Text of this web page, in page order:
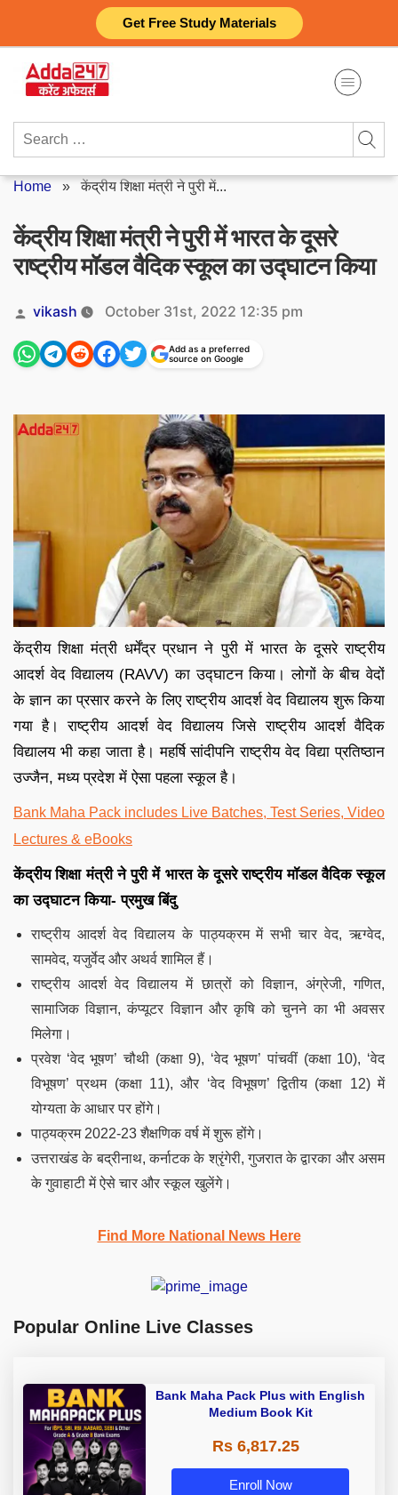
Get Free Study Materials
content
Search
Home »केंद्रीय शिक्षा मंत्री ने पुरी में...
केंद्रीय शिक्षा मंत्री ने पुरी में भारत के दूसरे
राष्ट्रीय मॉडल वैदिक स्कूल का उद्घाटन किया
Posted
vikash October 31st, 2022 12:35 pm
Add as a preferred
source on Google
केंद्रीय शिक्षा मंत्री धर्मेंद्र प्रधान ने पुरी में भारत के दूसरे राष्ट्रीय
आदर्श वेद विद्यालय (RAVV) का उद्घाटन किया। लोगों के बीच वेदों
के ज्ञान का प्रसार करने के लिए राष्ट्रीय आदर्श वेद विद्यालय शुरू किया
गया है। राष्ट्रीय आदर्श वेद विद्यालय जिसे राष्ट्रीय आदर्श वैदिक
विद्यालय भी कहा जाता है। महर्षि सांदीपनि राष्ट्रीय वेद विद्या प्रतिष्ठान
उज्जैन, मध्य प्रदेश में ऐसा पहला स्कूल है।
Bank Maha Pack includes Live Batches, Test Series, Video
Lectures & eBooks
केंद्रीय शिक्षा मंत्री ने पुरी में भारत के दूसरे राष्ट्रीय मॉडल वैदिक स्कूल
का उद्घाटन किया- प्रमुख बिंदु
राष्ट्रीय आदर्श वेद विद्यालय के पाठ्यक्रम में सभी चार वेद, ऋग्वेद,
सामवेद, यजुर्वेद और अथर्व शामिल हैं।
राष्ट्रीय आदर्श वेद विद्यालय में छात्रों को विज्ञान, अंग्रेजी, गणित,
सामाजिक विज्ञान, कंप्यूटर विज्ञान और कृषि को चुनने का भी अवसर
मिलेगा।
प्रवेश ‘वेद भूषण’ चौथी (कक्षा 9), ‘वेद भूषण’ पांचवीं (कक्षा 10), ‘वेद
विभूषण’ प्रथम (कक्षा 11), और ‘वेद विभूषण’ द्वितीय (कक्षा 12) में
योग्यता के आधार पर होंगे।
पाठ्यक्रम 2022-23 शैक्षणिक वर्ष में शुरू होंगे।
उत्तराखंड के बद्रीनाथ, कर्नाटक के श्रृंगेरी, गुजरात के द्वारका और असम
के गुवाहाटी में ऐसे चार और स्कूल खुलेंगे।
Find More National News Here
Popular Online Live Classes
Bank Maha Pack Plus with English
Medium Book Kit
Rs 6,817.25
Enroll Now